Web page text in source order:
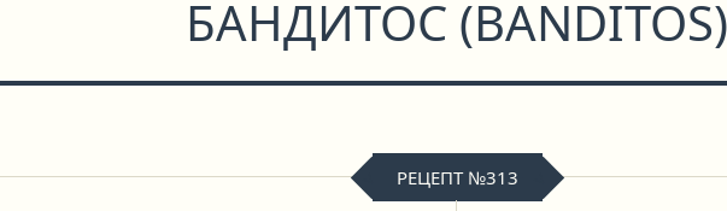
БАНДИТОС (BANDITOS)
РЕЦЕПТ №313